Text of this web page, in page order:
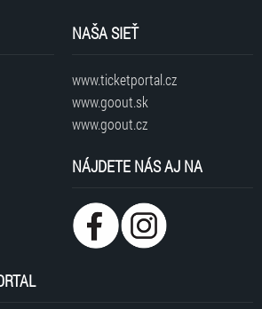
NAŠA SIEŤ
www.ticketportal.cz
www.goout.sk
www.goout.cz
NÁJDETE NÁS AJ NA